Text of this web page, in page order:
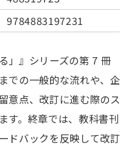
9784883197231
」』シリーズの第 7 冊
での一般的な流れや、企
意点、改訂に進む際のス
す。終章では、教科書刊
ドバックを反映して改訂